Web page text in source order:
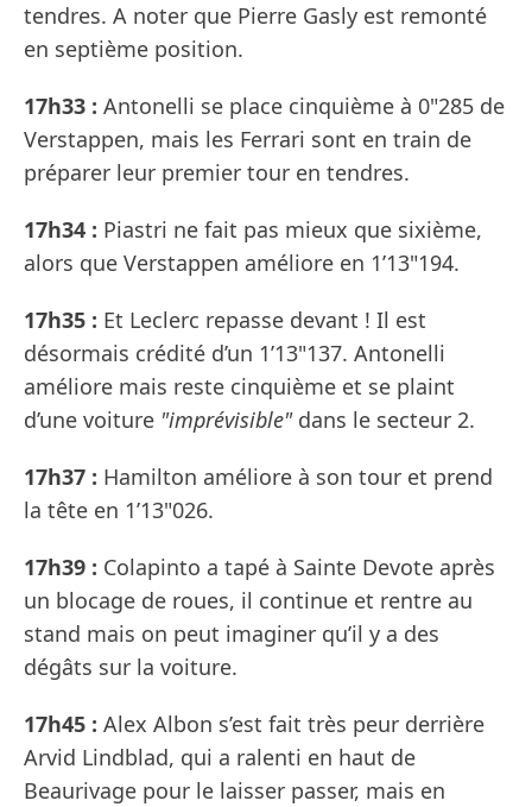
tendres. A noter que Pierre Gasly est remonté
en septième position.
17h33 : Antonelli se place cinquième à 0"285 de
Verstappen, mais les Ferrari sont en train de
préparer leur premier tour en tendres.
17h34 : Piastri ne fait pas mieux que sixième,
alors que Verstappen améliore en 1’13"194.
17h35 : Et Leclerc repasse devant ! Il est
désormais crédité d’un 1’13"137. Antonelli
améliore mais reste cinquième et se plaint
d’une voiture "imprévisible"dans le secteur 2.
17h37 : Hamilton améliore à son tour et prend
la tête en 1’13"026.
17h39 : Colapinto a tapé à Sainte Devote après
un blocage de roues, il continue et rentre au
stand mais on peut imaginer qu’il y a des
dégâts sur la voiture.
17h45 : Alex Albon s’est fait très peur derrière
Arvid Lindblad, qui a ralenti en haut de
Beaurivage pour le laisser passer, mais en